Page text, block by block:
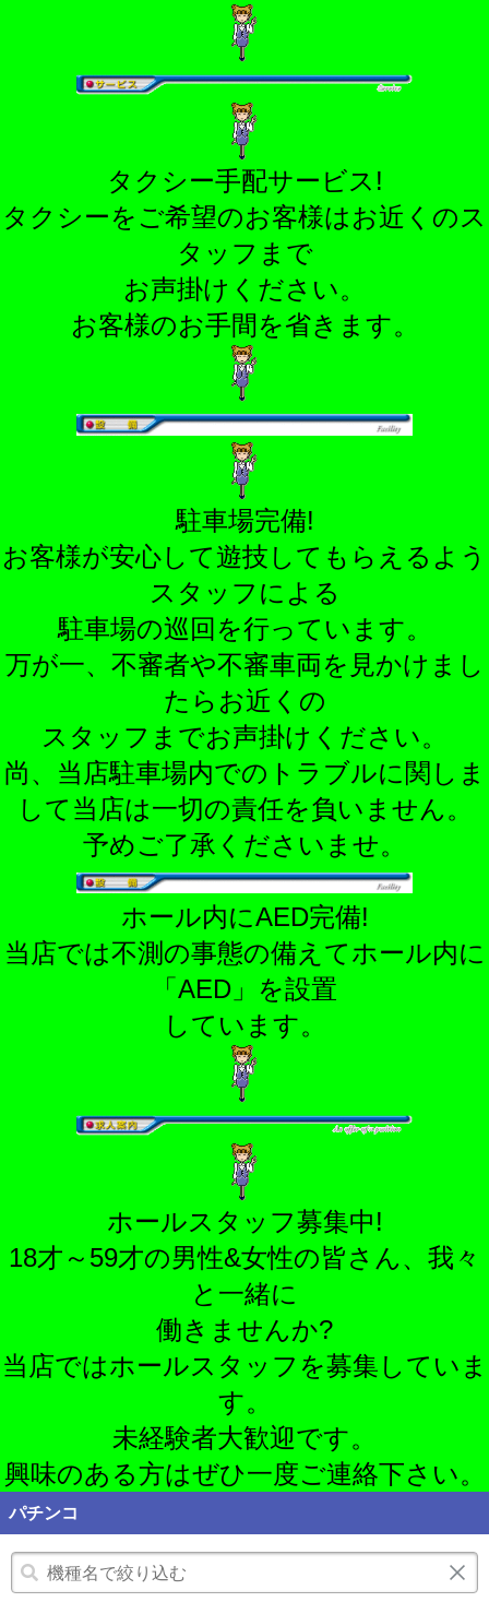
タクシー手配サービス!
タクシーをご希望のお客様はお近くのス
タッフまで
お声掛けください。
お客様のお手間を省きます。
駐車場完備!
お客様が安心して遊技してもらえるよう
スタッフによる
駐車場の巡回を行っています。
万が一、不審者や不審車両を見かけまし
たらお近くの
スタッフまでお声掛けください。
尚、当店駐車場内でのトラブルに関しま
して当店は一切の責任を負いません。
予めご了承くださいませ。
ホール内にAED完備!
当店では不測の事態の備えてホール内に
「AED」を設置
しています。
ホールスタッフ募集中!
18才～59才の男性&女性の皆さん、我々
と一緒に
働きませんか?
当店ではホールスタッフを募集していま
す。
未経験者大歓迎です。
興味のある方はぜひ一度ご連絡下さい。
パチンコ